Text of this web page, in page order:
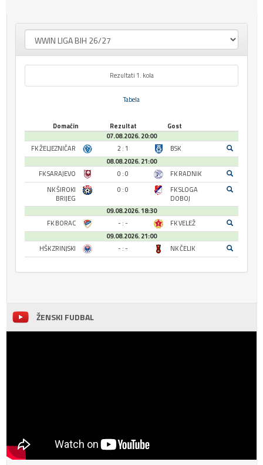
Rezultati 1. kola
Tabela
Domaćin Rezultat
Gost
07.08.2026. 20:00
FK ŽELJEZNIČAR
2 : 1
BSK
08.08.2026. 21:00
FK SARAJEVO
0 : 0
FK RADNIK
NK ŠIROKI
BRIJEG
0 : 0
FK SLOGA
DOBOJ
09.08.2026. 18:30
FK BORAC
- : -
FK VELEŽ
09.08.2026. 21:00
HŠK ZRINJSKI
- : - NK ČELIK
ŽENSKI FUDBAL